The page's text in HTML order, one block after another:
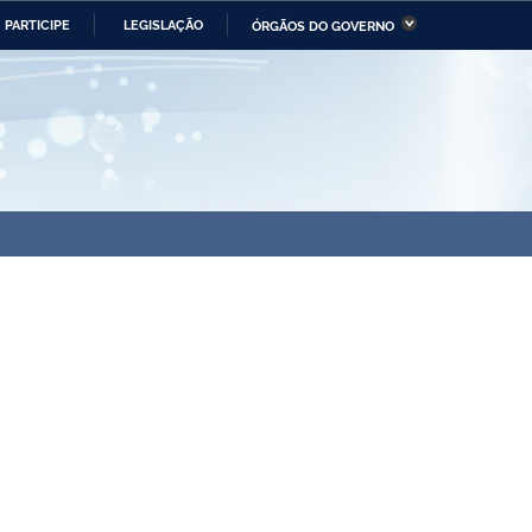
PARTICIPE LEGISLAÇÃO ÓRGÃOS DO GOVERNO
da Economia Ministério da Infraestrutura